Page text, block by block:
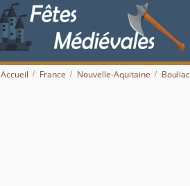
Accueil France Nouvelle-Aquitaine Bouliac